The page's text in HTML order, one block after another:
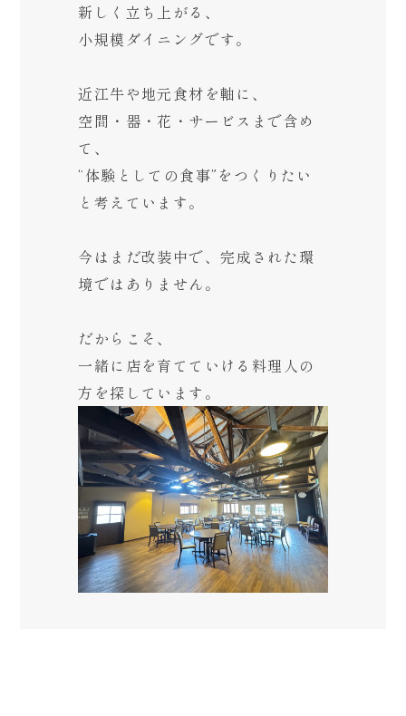
新しく立ち上がる、
小規模ダイニングです。
近江牛や地元食材を軸に、
空間・器・花・サービスまで含め
て、
“体験としての食事”をつくりたい
と 考えています。
今はまだ改装中で、完成された環
境ではありません。
だからこそ、
一緒に店を育てていける料理人の
方を探しています。